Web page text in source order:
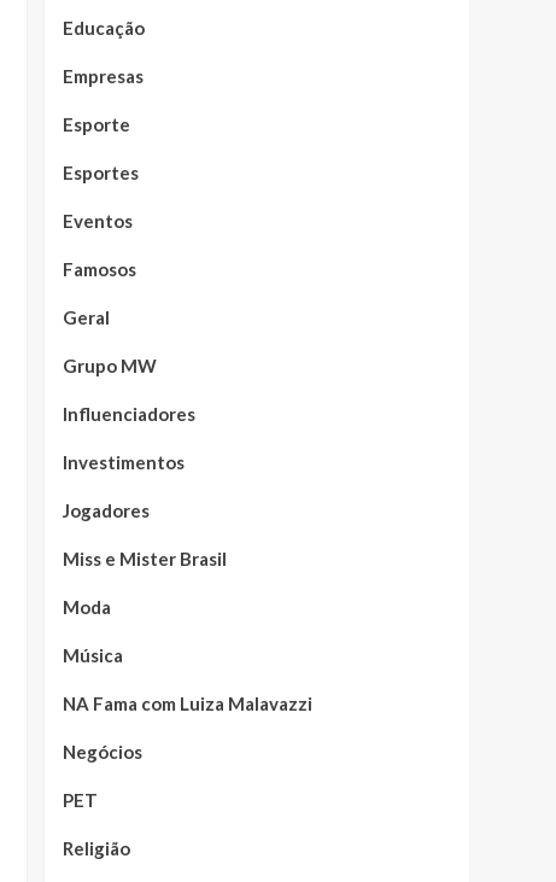
Educação
Empresas
Esporte
Esportes
Eventos
Famosos
Geral
Grupo MW
Influenciadores
Investimentos
Jogadores
Miss e Mister Brasil
Moda
Música
NA Fama com Luiza Malavazzi
Negócios
PET
Religião